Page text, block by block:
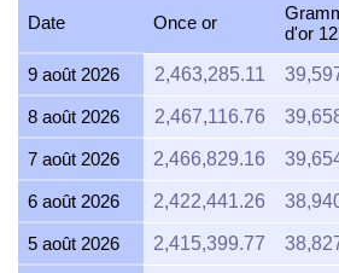
Date Once or
d'or
9 août 2026
2,463,285.11
8 août 2026 2,467,116.76
7 août 2026 2,466,829.16
6 août 2026 2,422,441.26
5 août 2026 2,415,399.77